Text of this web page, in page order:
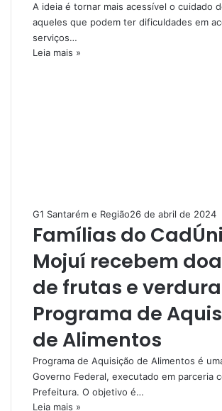
A ideia é tornar mais acessível o cuidado
aqueles que podem ter dificuldades em
serviços…
Leia mais »
G1 Santarém e Região26 de abril de 2024
Famílias do
Mojuí recebem
de frutas e
Programa de
de Alimentos
Programa de Aquisição de Alimentos é
Governo Federal, executado em parceria
Prefeitura. O objetivo é…
Leia mais »